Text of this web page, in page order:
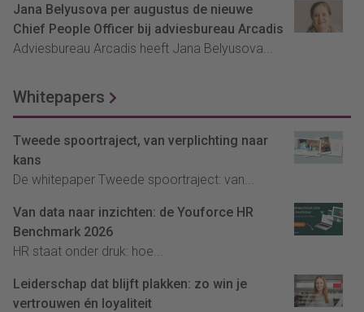
Jana Belyusova per augustus de nieuwe
Chief People Officer bij adviesbureau Arcadis
Adviesbureau Arcadis heeft Jana Belyusova...
Whitepapers
Tweede spoortraject, van verplichting naar
kans
De whitepaper Tweede spoortraject: van...
Van data naar inzichten: de Youforce HR
Benchmark 2026
HR staat onder druk: hoe...
Leiderschap dat blijft plakken: zo win je
vertrouwen én loyaliteit